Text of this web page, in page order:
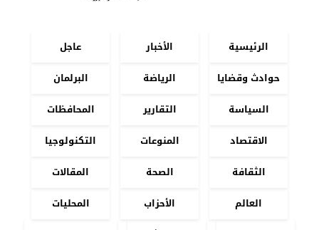
الرئيسية الأخبار
عاجل
حوادث وقضايا
الرياضة
البرلمان
السياسة
التقارير
المحافظات
الاقتصاد
المنوعات
التكنولوجيا
الثقافة
الصحة
المقالات
العالم
الأحزاب
المحليات